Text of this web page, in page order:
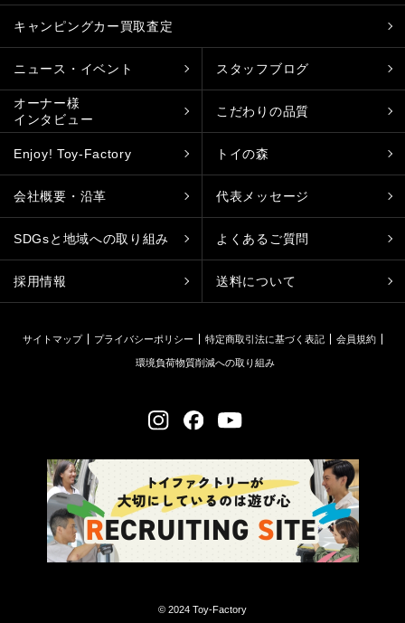
キャンピングカー買取査定
ニュース・イベント スタッフブログ
オーナー様
インタビュー
こだわりの品質
Enjoy! Toy-Factory トイの森
会社概要・沿革 代表メッセージ
SDGsと地域への取り組み よくあるご質問
採用情報 送料について
© 2024 Toy-Factory
サイトマップ プライバシーポリシー 特定商取引法に基づく表記 会員規約
環境負荷物質削減への取り組み